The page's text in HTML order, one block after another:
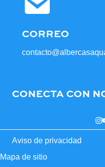
CORREO
CONECTA CON
Aviso de privacidad
Mapa de sitio